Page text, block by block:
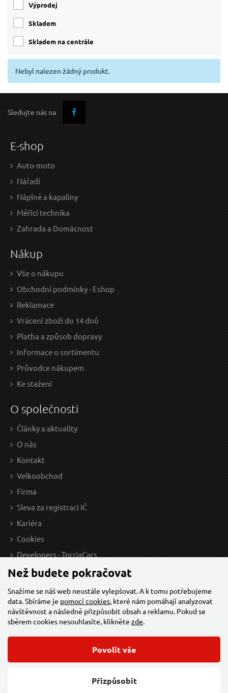
Výprodej
skladem
skladem na centrále
Nebyl nalezen žádný produkt.
Sledujte nás na
E-shop
Auto-moto
Nářadí
Náplně a kapaliny
Měřící technika
Zahrada a Domácnost
Nákup
Vše o nákupu
Obchodní podmínky - Eshop
Reklamace
Vrácení zboží do 14 dnů
Platba a způsob dopravy
Informace o sortimentu
Průvodce nákupem
Ke stažení
O společnosti
Články a aktuality
O nás
Kontakt
Velkoobchod
Firma
Sleva za registraci IČ
Kariéra
Cookies
Developers - TorriaCars
Změnit nastavení cookies
Než budete pokračovat
Snažíme se náš web neustále vylepšovat. A k tomu potřebujeme
data. Sbíráme je pomocí cookies, které nám pomáhají analyzovat
návštěvnost a následně přizpůsobit obsah a reklamu. Pokud se
sběrem cookies nesouhlasíte, klikněte zde.
Přizpůsobit
Povolit vše